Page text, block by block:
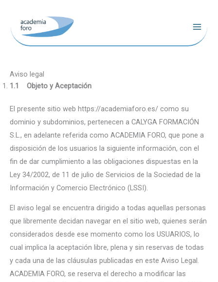
contenido
Aviso legal
1.1 Objeto y Aceptación
El presente sitio web https://academiaforo.es/ como su
dominio y subdominios, pertenecen a CALYGA FORMACIÓN
S.L., en adelante referida como ACADEMIA FORO, que pone a
disposición de los usuarios la siguiente información, con el
fin de dar cumplimiento a las obligaciones dispuestas en la
Ley 34/2002, de 11 de julio de Servicios de la Sociedad de la
Información y Comercio Electrónico (LSSI).
El aviso legal se encuentra dirigido a todas aquellas personas
que libremente decidan navegar en el sitio web, quienes serán
considerados desde ese momento como los USUARIOS, lo
cual implica la aceptación libre, plena y sin reservas de todas
y cada una de las cláusulas publicadas en este Aviso Legal.
ACADEMIA FORO, se reserva el derecho a modificar las